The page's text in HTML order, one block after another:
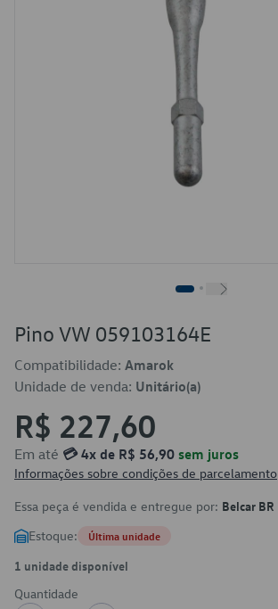
Pino VW 059103164E
Compatibilidade: Amarok
Unidade de venda: Unitário(a)
R$ 227,60
Em até 💳 4x de R$ 56,90 sem juros
Informações sobre condições de parcelamento
Essa peça é vendida e entregue por: Belcar BR
Estoque: Última unidade
1 unidade disponível
Quantidade